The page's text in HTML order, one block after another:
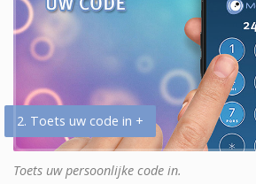
2. Toets uw code in +
Toets uw persoonlijke code in.